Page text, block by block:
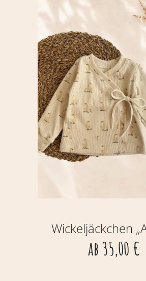
Wickeljäckchen
ab 35,00 €